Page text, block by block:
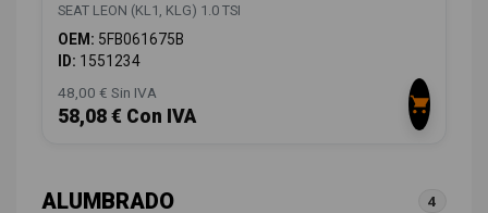
SEAT LEON (KL1, KLG) 1.0 TSI
OEM: 5FB061675B
ID: 1551234
48,00 € Sin IVA
58,08 € Con IVA
ALUMBRADO 4